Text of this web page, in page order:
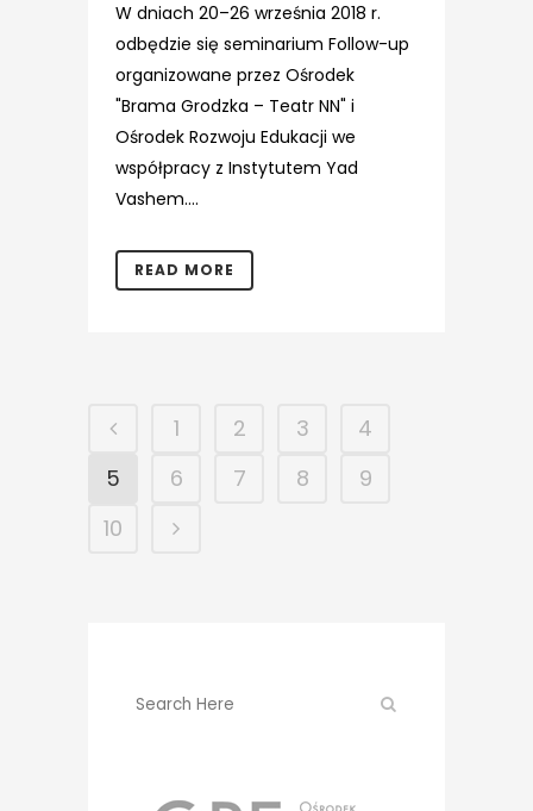
W dniach 20–26 września 2018 r.
odbędzie się seminarium Follow-up
organizowane przez Ośrodek
"Brama Grodzka – Teatr NN" i
Ośrodek Rozwoju Edukacji we
współpracy z Instytutem Yad
Vashem....
READ MORE
1 2 3
4
5
6 7 8
9
10